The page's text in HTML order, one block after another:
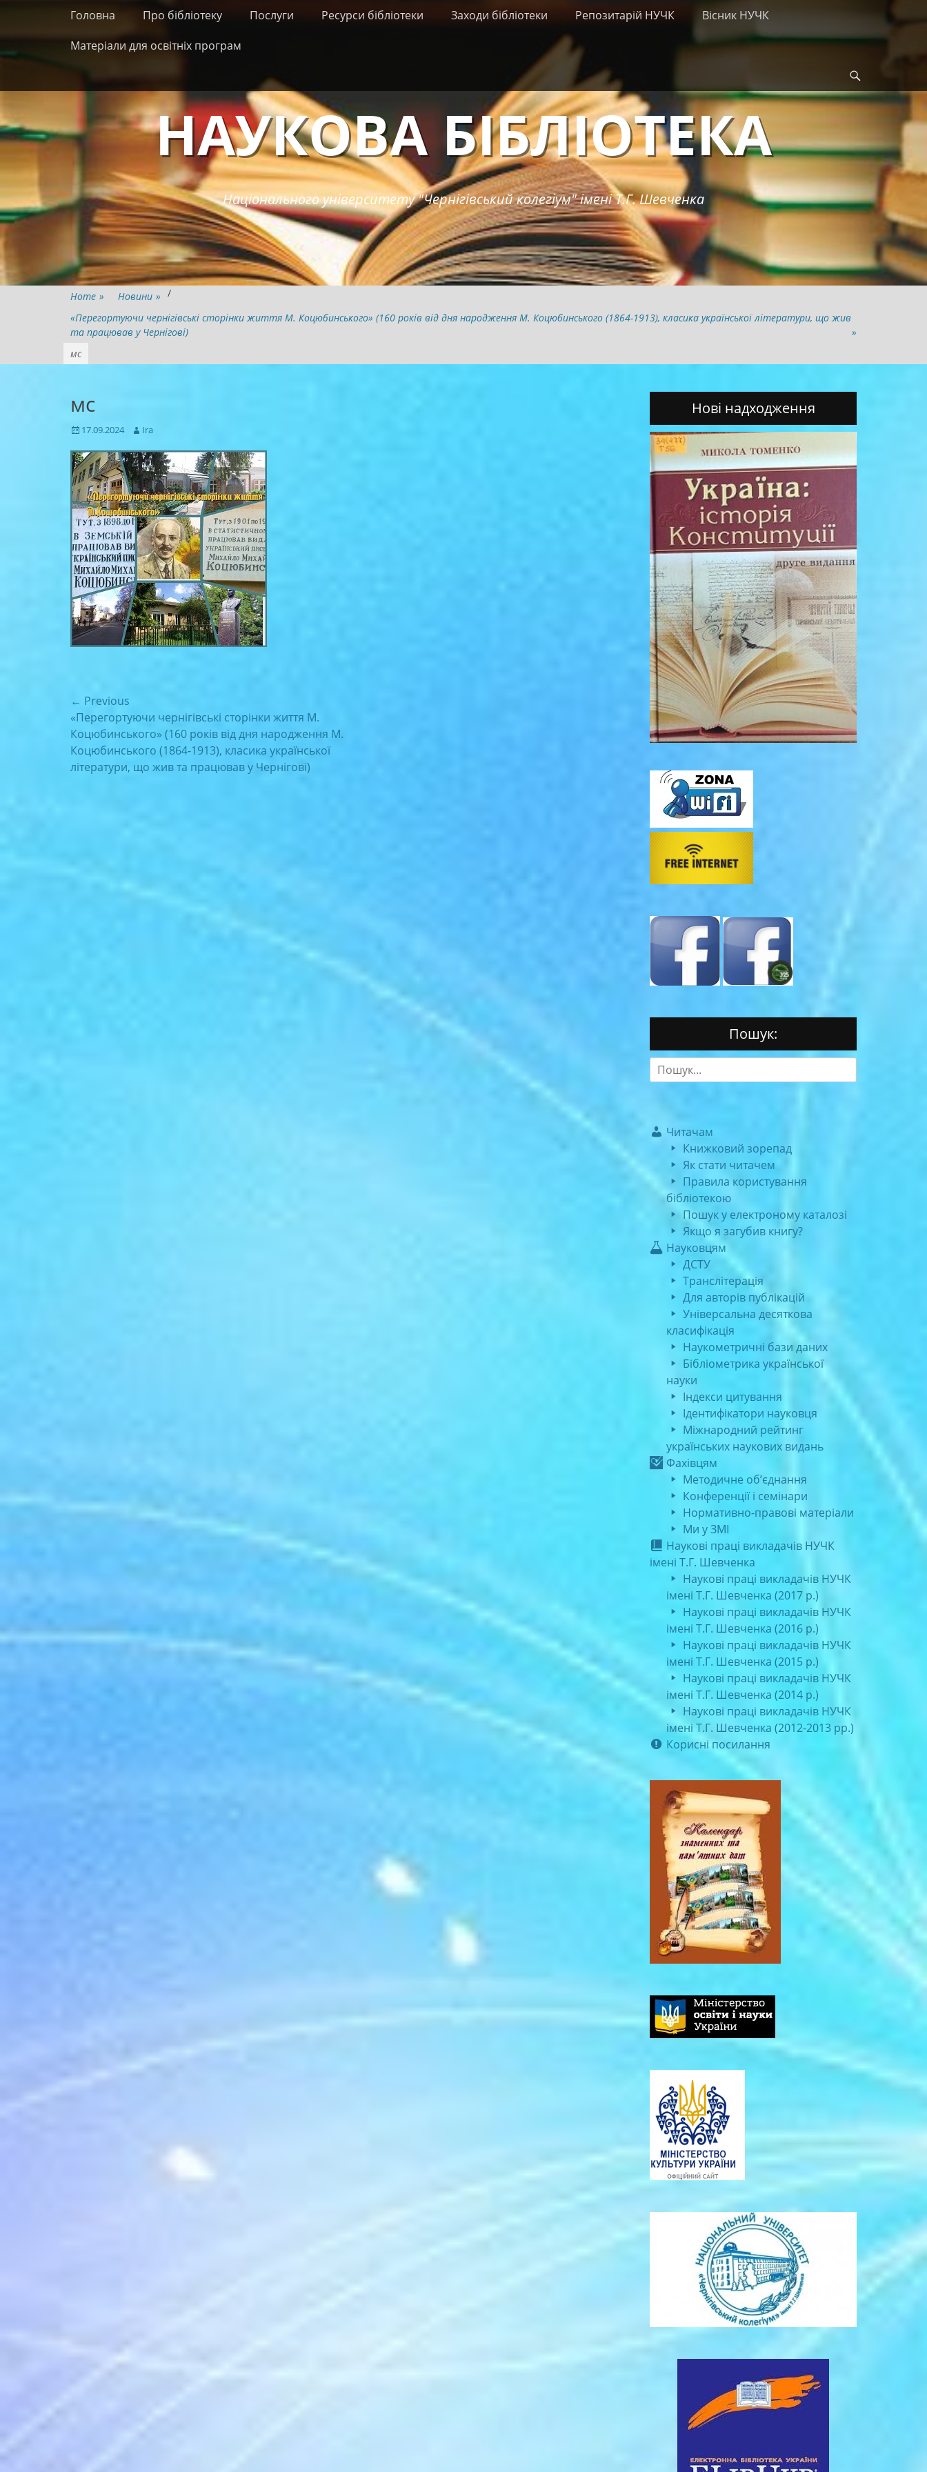
Skip
content
Primary Menu
Головна Про бібліотеку Послуги Ресурси бібліотеки Заходи бібліотеки Репозитарій НУЧК
Вісник НУЧК
Матеріали для освітніх програм
НАУКОВА БІБЛІОТЕКА
Національного університету "Чернігівський колегіум" імені Т.Г. Шевченка
Home » Новини » /
«Перегортуючи чернігівські сторінки життя М. Коцюбинського» (160 років від дня народження М. Коцюбинського (1864-1913), класика української літератури, що жив
та працював у Чернігові)
»
мс
мс
Posted
17.09.2024 Author
Ira
Навігація
записів
← Previous
Previous
post:
«Перегортуючи чернігівські сторінки життя М.
Коцюбинського» (160 років від дня народження М.
Коцюбинського (1864-1913), класика української
літератури, що жив та працював у Чернігові)
Нові надходження
Пошук:
Search
for:
Читачам
Книжковий зорепад
Як стати читачем
Правила користування
бібліотекою
Пошук у електроному каталозі
Якщо я загубив книгу?
Науковцям
ДСТУ
Транслітерація
Для авторів публікацій
Універсальна десяткова
класифікація
Наукометричні бази даних
Бібліометрика української
науки
Індекси цитування
Ідентифікатори науковця
Міжнародний рейтинг
українських наукових видань
Фахівцям
Методичне об’єднання
Конференції і семінари
Нормативно-правові матеріали
Ми у ЗМІ
Наукові праці викладачів НУЧК
імені Т.Г. Шевченка
Наукові праці викладачів НУЧК
імені Т.Г. Шевченка (2017 р.)
Наукові праці викладачів НУЧК
імені Т.Г. Шевченка (2016 р.)
Наукові праці викладачів НУЧК
імені Т.Г. Шевченка (2015 р.)
Наукові праці викладачів НУЧК
імені Т.Г. Шевченка (2014 р.)
Наукові праці викладачів НУЧК
імені Т.Г. Шевченка (2012-2013 рр.)
Корисні посилання